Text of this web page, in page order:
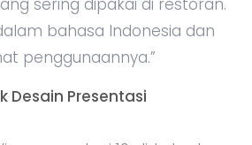
sering dipakai di restoran.
bahasa Indonesia dan
penggunaannya.”
Desain Presentasi